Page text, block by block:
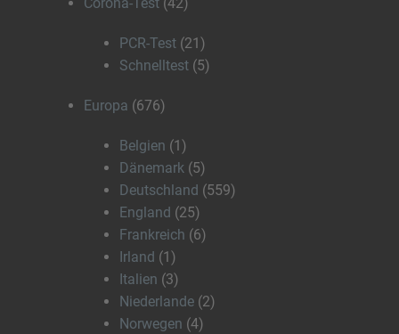
PCR-Test (21)
Schnelltest (5)
Europa (676)
Belgien (1)
Dänemark (5)
Deutschland (559)
England (25)
Frankreich (6)
Irland (1)
Italien (3)
Niederlande (2)
Norwegen (4)